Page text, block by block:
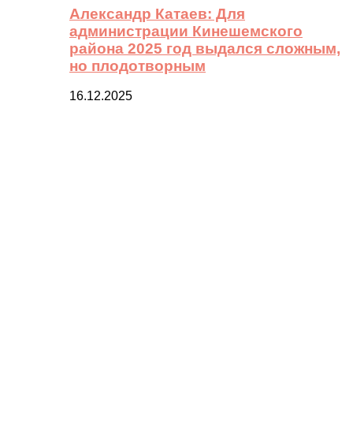
Александр Катаев: Для
администрации Кинешемского
района 2025 год выдался сложным,
но плодотворным
16.12.2025